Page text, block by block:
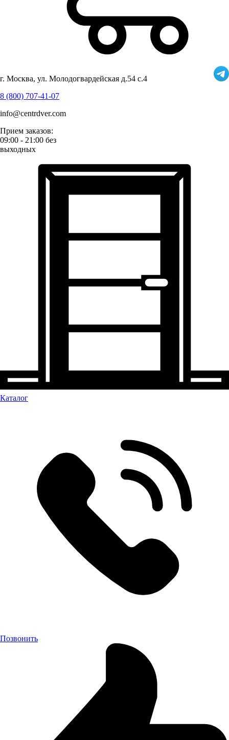
г. Москва, ул. Молодогвардейская д.54 с.4
8 (800) 707-41-07
info@centrdver.com
Прием заказов:
09:00 - 21:00 без
выходных
Каталог
Позвонить